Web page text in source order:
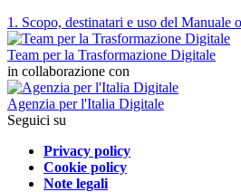
1. Scopo, destinatari e uso del Manuale
Team per la Trasformazione Digitale
in collaborazione con
Agenzia per l'Italia Digitale
Seguici su
Privacy policy
Cookie policy
Note legali